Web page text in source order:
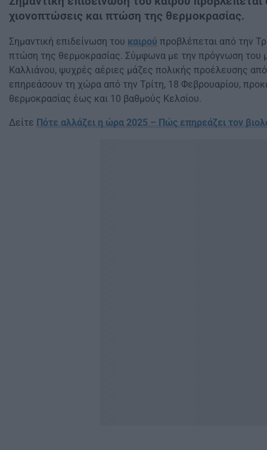
χιονοπτώσεις και πτώση της θερμοκρασίας.
Σημαντική επιδείνωση του καιρού προβλέπεται από την
πτώση της θερμοκρασίας. Σύμφωνα με την πρόγνωση του
Καλλιάνου, ψυχρές αέριες μάζες πολικής προέλευσης
επηρεάσουν τη χώρα από την Τρίτη, 18 Φεβρουαρίου,
θερμοκρασίας έως και 10 βαθμούς Κελσίου.
Δείτε Πότε αλλάζει η ώρα 2025 – Πώς επηρεάζει τον